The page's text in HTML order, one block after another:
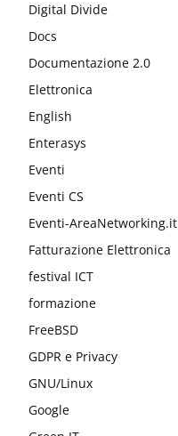
Digital Divide
Docs
Documentazione 2.0
Elettronica
English
Enterasys
Eventi
Eventi CS
Eventi-AreaNetworking.it
Fatturazione Elettronica
festival ICT
formazione
FreeBSD
GDPR e Privacy
GNU/Linux
Google